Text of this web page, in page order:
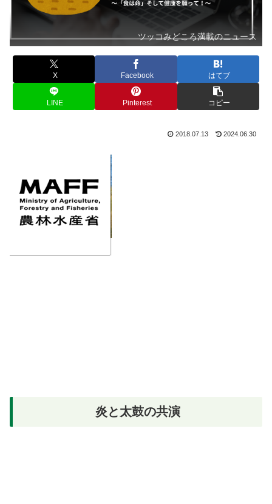
ツッコみどころ満載のニュース
X Facebook はてブ
LINE Pinterest コピー
2018.07.13 2024.06.30
炎と太鼓の共演